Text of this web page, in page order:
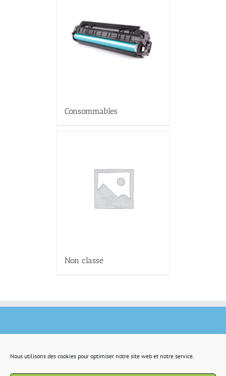
Nous utilisons des cookies pour optimiser notre site web et notre service.
Consommables
Non classé